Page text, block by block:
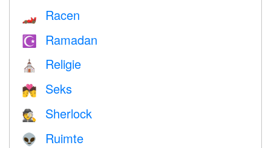
🏎 Racen
☪️ Ramadan
⛪️ Religie
💏 Seks
🕵️ Sherlock
👽 Ruimte